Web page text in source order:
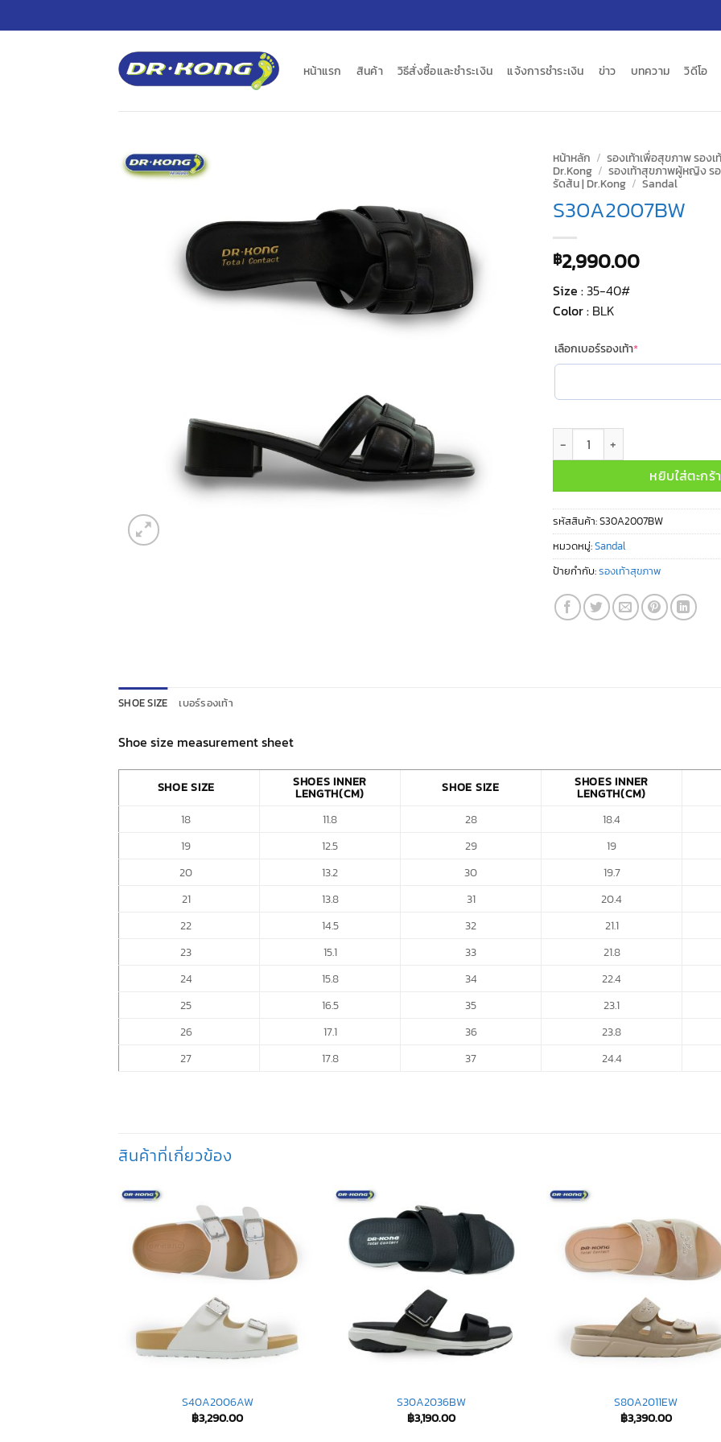
ไป
หน้าแรก สินค้า วิธีสั่งซื้อและชำระเงิน แจ้งการชำระเงิน ข่าว บทความ วิดีโอ
หน้าหลัก / รองเท้าเพื่อสุขภาพ รองเ
Dr.Kong / รองเท้าสุขภาพผู้หญิง รอ
รัดส้น | Dr.Kong / Sandal
S30A2007BW
฿2,990.00
Size :35-40#
Color : BLK
เลือกเบอร์รองเท้า*(required)
จำนวน S30A2007BW ชิ้น
หยิบใส่ตะกร้า
รหัสสินค้า:S30A2007BW
หมวดหมู่:Sandal
ป้ายกำกับ:รองเท้าสุขภาพ
SHOE SIZE เบอร์รองเท้า
Shoe size measurement sheet
SHOE SIZE SHOES INNER
LENGTH(CM) SHOE SIZE SHOES INNER
LENGTH(CM)
18
11.8 28
18.4
19
12.5 29
19
20
13.2 30
19.7
21
13.8 31
20.4
22
14.5 32
21.1
23
15.1 33
21.8
24
15.8 34
22.4
25
16.5 35
23.1
26
17.1 36
23.8
27
17.8 37 24.4
สินค้าที่เกี่ยวข้อง
S40A2006AW
฿3,290.00
S30A2036BW
฿3,190.00
S80A2011EW
฿3,390.00